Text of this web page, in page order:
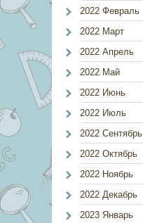
2022 Февраль
2022 Март
2022 Апрель
2022 Май
2022 Июнь
2022 Июль
2022 Сентябрь
2022 Октябрь
2022 Ноябрь
2022 Декабрь
2023 Январь